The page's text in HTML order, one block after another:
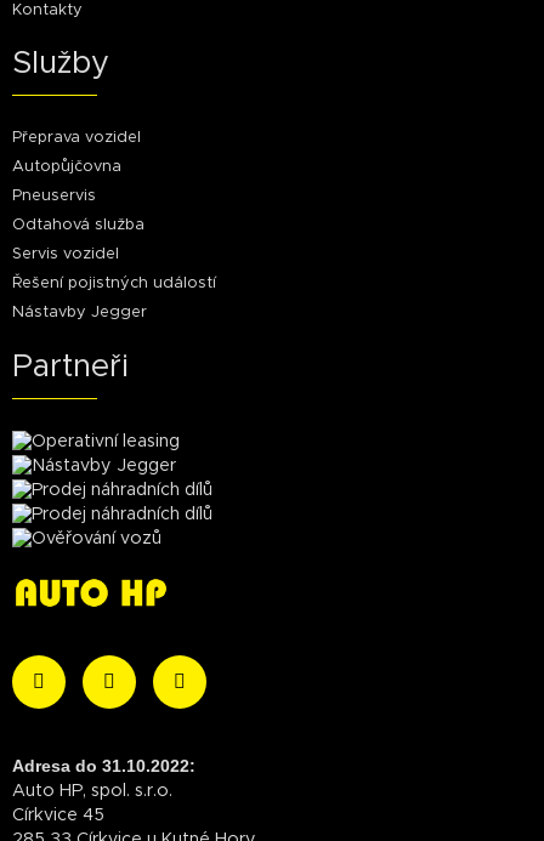
Kontakty
Služby
Přeprava vozidel
Autopůjčovna
Pneuservis
Odtahová služba
Servis vozidel
Řešení pojistných událostí
Nástavby Jegger
Partneři
Adresa do 31.10.2022:
Auto HP, spol. s.r.o.
Církvice 45